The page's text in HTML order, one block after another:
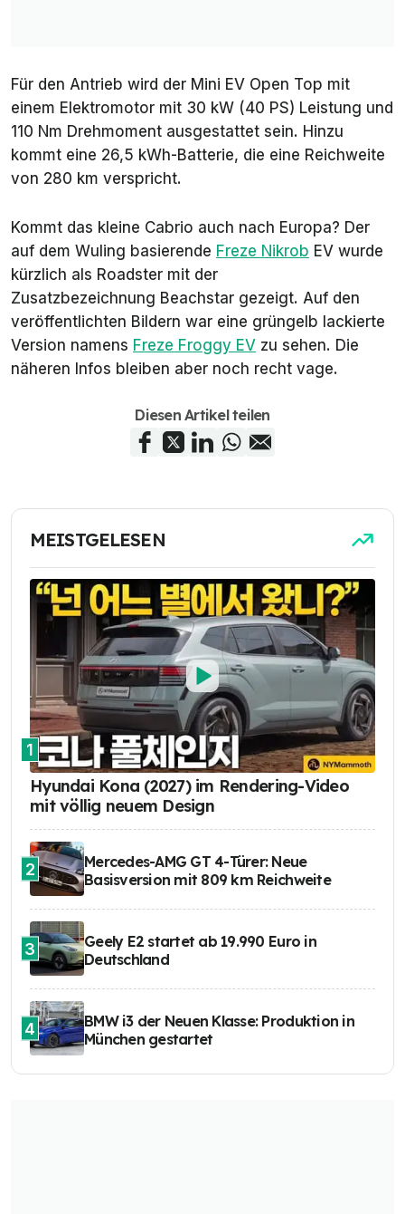
Für den Antrieb wird der Mini EV Open Top mit
einem Elektromotor mit 30 kW (40 PS) Leistung und
110 Nm Drehmoment ausgestattet sein. Hinzu
kommt eine 26,5 kWh-Batterie, die eine Reichweite
von 280 km verspricht.
Kommt das kleine Cabrio auch nach Europa? Der
auf dem Wuling basierende Freze Nikrob EV wurde
kürzlich als Roadster mit der
Zusatzbezeichnung Beachstar gezeigt. Auf den
veröffentlichten Bildern war eine grüngelb lackierte
Version namens Freze Froggy EV zu sehen. Die
näheren Infos bleiben aber noch recht vage.
Diesen Artikel teilen
MEISTGELESEN
1
Hyundai Kona (2027) im Rendering-Video
mit völlig neuem Design
2
Mercedes-AMG GT 4-Türer: Neue
Basisversion mit 809 km Reichweite
3
Geely E2 startet ab 19.990 Euro in
Deutschland
4
BMW i3 der Neuen Klasse: Produktion in
München gestartet